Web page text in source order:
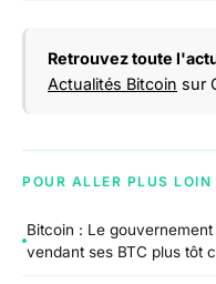
Retrouvez toute
Actualités Bitcoin sur
POUR ALLER PLUS LOIN
Bitcoin : Le
vendant ses BTC plus tôt